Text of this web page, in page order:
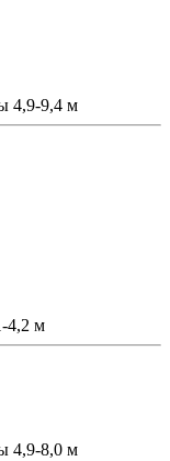
4,9-9,4 м
4,2 м
4,9-8,0 м